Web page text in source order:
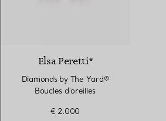
Elsa Peretti®
Diamonds by The Yard®
Boucles d'oreilles
€ 2.000